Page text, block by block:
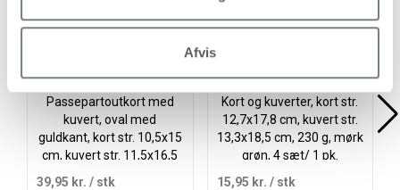
Afvis
Passepartoutkort med
kuvert, oval med
guldkant, kort str. 10,5x15
cm, kuvert str. 11,5x16,5
39,95 kr. / stk
Kort og kuverter, kort str.
12,7x17,8 cm, kuvert str.
13,3x18,5 cm, 230 g, mørk
grøn, 4 sæt/ 1 pk.
15,95 kr. / stk